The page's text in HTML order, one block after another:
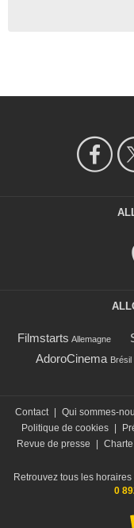
Filmstarts Allemagne
AdoroCinema Brésil
Contact Qui sommes-
Politique de cookies
Revue de presse
Retrouvez tous les
0